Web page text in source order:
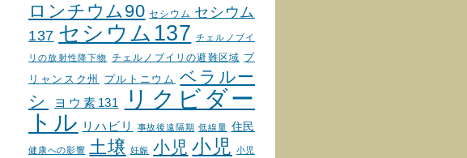
ロンチウム90 セシウム セシウム
137 セシウム137 チェルノブイ
リの放射性降下物 チェルノブイリの避難区域 ブ
リャンスク州
プルトニウム ベラルー
シ
ヨウ素131
リクビダー
トル リハビリ 事故後遠隔期 低線量 住民
健康への影響 土壌 妊娠 小児 小児 小児